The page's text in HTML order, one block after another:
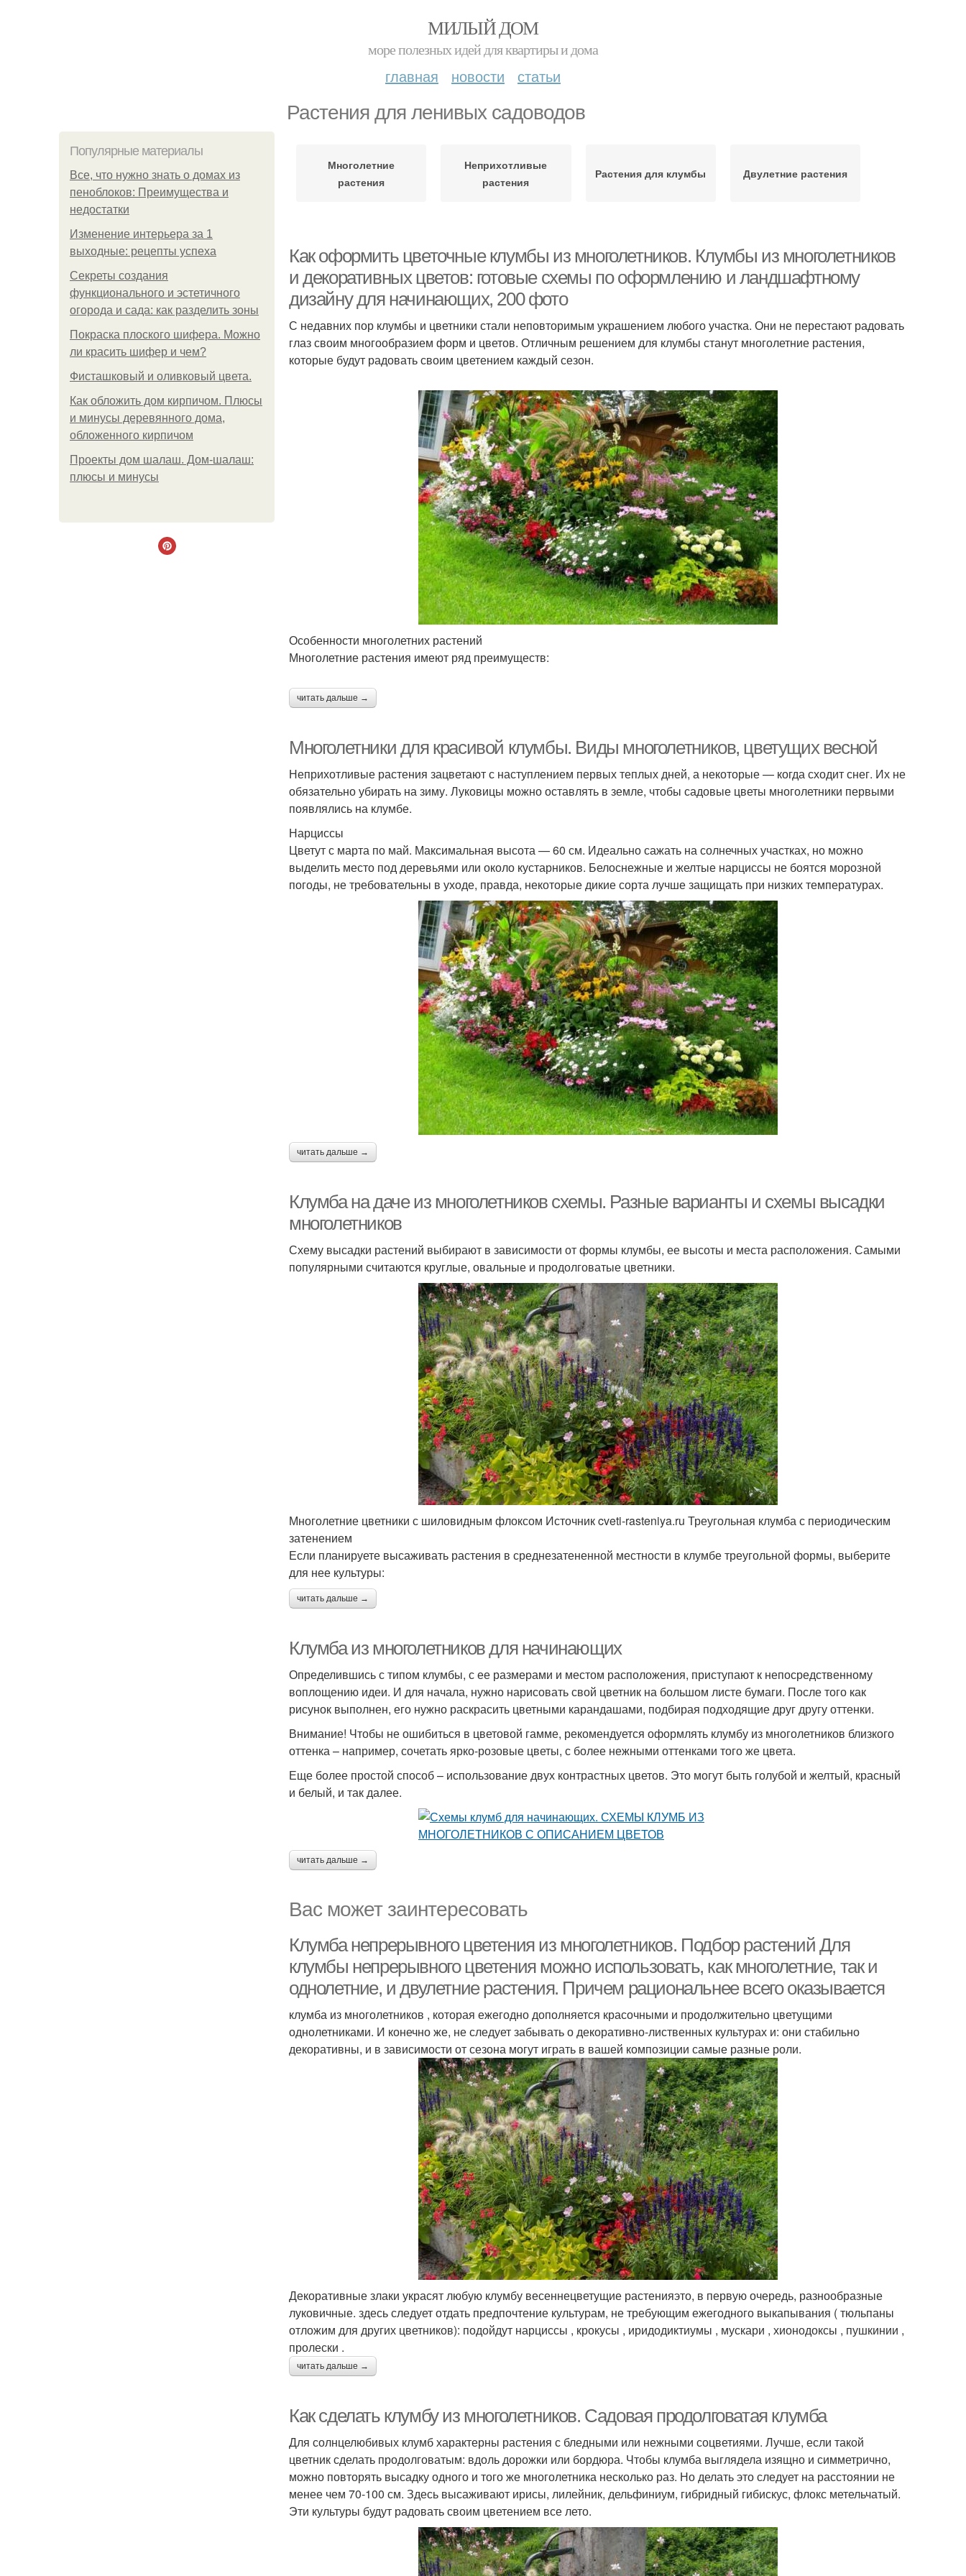
МИЛЫЙ ДОМ
море полезных идей для квартиры и дома
главная новости статьи
Растения для ленивых садоводов
Популярные материалы
Все, что нужно знать о домах из
пеноблоков: Преимущества и
недостатки
Изменение интерьера за 1
выходные: рецепты успеха
Секреты создания
функционального и эстетичного
огорода и сада: как разделить зоны
Покраска плоского шифера. Можно
ли красить шифер и чем?
Фисташковый и оливковый цвета.
Как обложить дом кирпичом. Плюсы
и минусы деревянного дома,
обложенного кирпичом
Проекты дом шалаш. Дом-шалаш:
плюсы и минусы
Многолетние
растения
Неприхотливые
растения
Растения для клумбы Двулетние растения
Как оформить цветочные клумбы из многолетников. Клумбы из многолетников
и декоративных цветов: готовые схемы по оформлению и ландшафтному
дизайну для начинающих, 200 фото
С недавних пор клумбы и цветники стали неповторимым украшением любого участка. Они не перестают радовать
глаз своим многообразием форм и цветов. Отличным решением для клумбы станут многолетние растения,
которые будут радовать своим цветением каждый сезон.
Особенности многолетних растений
Многолетние растения имеют ряд преимуществ:
читать дальше →
Многолетники для красивой клумбы. Виды многолетников, цветущих весной
Неприхотливые растения зацветают с наступлением первых теплых дней, а некоторые — когда сходит снег. Их не
обязательно убирать на зиму. Луковицы можно оставлять в земле, чтобы садовые цветы многолетники первыми
появлялись на клумбе.
Нарциссы
Цветут с марта по май. Максимальная высота — 60 см. Идеально сажать на солнечных участках, но можно
выделить место под деревьями или около кустарников. Белоснежные и желтые нарциссы не боятся морозной
погоды, не требовательны в уходе, правда, некоторые дикие сорта лучше защищать при низких температурах.
читать дальше →
Клумба на даче из многолетников схемы. Разные варианты и схемы высадки
многолетников
Схему высадки растений выбирают в зависимости от формы клумбы, ее высоты и места расположения. Самыми
популярными считаются круглые, овальные и продолговатые цветники.
Многолетние цветники с шиловидным флоксом Источник cveti-rasteniya.ru Треугольная клумба с периодическим
затенением
Если планируете высаживать растения в среднезатененной местности в клумбе треугольной формы, выберите
для нее культуры:
читать дальше →
Клумба из многолетников для начинающих
Определившись с типом клумбы, с ее размерами и местом расположения, приступают к непосредственному
воплощению идеи. И для начала, нужно нарисовать свой цветник на большом листе бумаги. После того как
рисунок выполнен, его нужно раскрасить цветными карандашами, подбирая подходящие друг другу оттенки.
Внимание! Чтобы не ошибиться в цветовой гамме, рекомендуется оформлять клумбу из многолетников близкого
оттенка – например, сочетать ярко-розовые цветы, с более нежными оттенками того же цвета.
Еще более простой способ – использование двух контрастных цветов. Это могут быть голубой и желтый, красный
и белый, и так далее.
читать дальше →
Вас может заинтересовать
Клумба непрерывного цветения из многолетников. Подбор растений Для
клумбы непрерывного цветения можно использовать, как многолетние, так и
однолетние, и двулетние растения. Причем рациональнее всего оказывается
клумба из многолетников , которая ежегодно дополняется красочными и продолжительно цветущими
однолетниками. И конечно же, не следует забывать о декоративно-лиственных культурах и: они стабильно
декоративны, и в зависимости от сезона могут играть в вашей композиции самые разные роли.
Декоративные злаки украсят любую клумбу весеннецветущие растенияэто, в первую очередь, разнообразные
луковичные. здесь следует отдать предпочтение культурам, не требующим ежегодного выкапывания ( тюльпаны
отложим для других цветников): подойдут нарциссы , крокусы , иридодиктиумы , мускари , хионодоксы , пушкинии ,
пролески .
читать дальше →
Как сделать клумбу из многолетников. Садовая продолговатая клумба
Для солнцелюбивых клумб характерны растения с бледными или нежными соцветиями. Лучше, если такой
цветник сделать продолговатым: вдоль дорожки или бордюра. Чтобы клумба выглядела изящно и симметрично,
можно повторять высадку одного и того же многолетника несколько раз. Но делать это следует на расстоянии не
менее чем 70-100 см. Здесь высаживают ирисы, лилейник, дельфиниум, гибридный гибискус, флокс метельчатый.
Эти культуры будут радовать своим цветением все лето.